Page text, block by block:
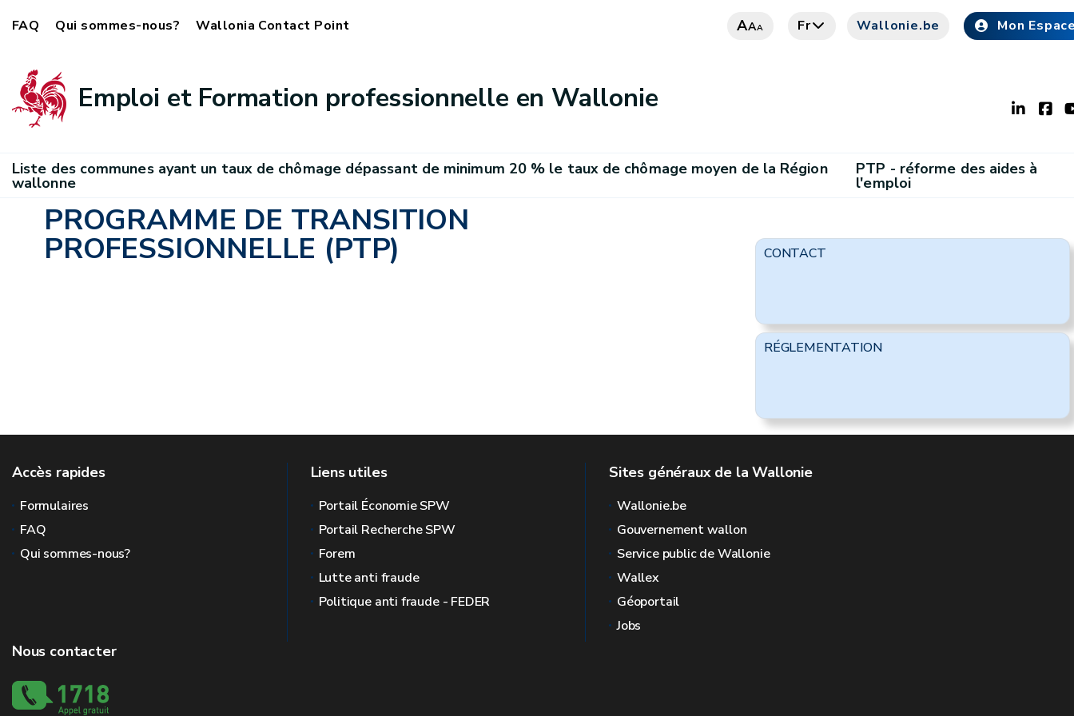
FAQ Qui sommes-nous? Wallonia Contact Point AAA Fr Wallonie.be Mon
Emploi et Formation professionnelle en Wallonie
Liste des communes ayant un taux de chômage dépassant de minimum 20 % le taux de chômage moyen de la Région
wallonne
PTP - réforme des aides à
l'emploi
PROGRAMME DE TRANSITION
PROFESSIONNELLE (PTP) CONTACT
RÉGLEMENTATION
Accès rapides
Formulaires
FAQ
Qui sommes-nous?
Liens utiles
Portail Économie SPW
Portail Recherche SPW
Forem
Lutte anti fraude
Politique anti fraude - FEDER
Sites généraux de la Wallonie
Wallonie.be
Gouvernement wallon
Service public de Wallonie
Wallex
Géoportail
Jobs
Nous contacter